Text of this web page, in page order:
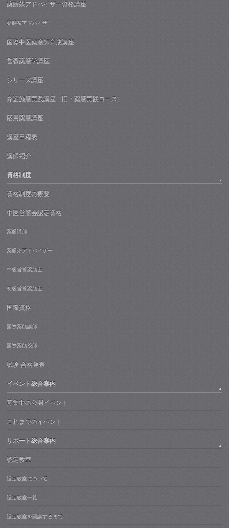
薬膳茶アドバイザー資格講座
薬膳茶アドバイザー
国際中医薬膳師育成講座
営養薬膳学講座
シリーズ講座
弁証施膳実践講座（旧：薬膳実践コース）
応用薬膳講座
講座日程表
講師紹介
資格制度
資格制度の概要
中医営膳会認定資格
薬膳講師
薬膳茶アドバイザー
中級営養薬膳士
初級営養薬膳士
国際資格
国際薬膳講師
国際薬膳茶師
試験 合格発表
イベント総合案内
募集中の公開イベント
これまでのイベント
サポート総合案内
認定教室
認定教室について
認定教室一覧
認定教室を開講するまで